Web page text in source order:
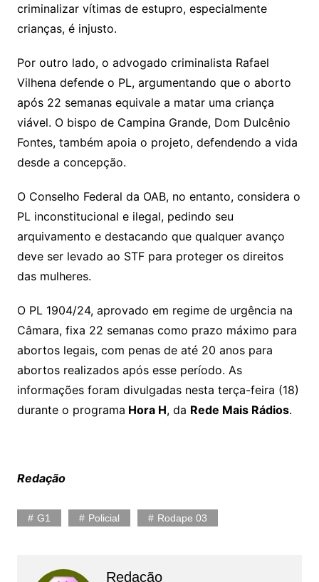
criminalizar vítimas de estupro, especialmente
crianças, é injusto.
Por outro lado, o advogado criminalista Rafael
Vilhena defende o PL, argumentando que o aborto
após 22 semanas equivale a matar uma criança
viável. O bispo de Campina Grande, Dom Dulcênio
Fontes, também apoia o projeto, defendendo a vida
desde a concepção.
O Conselho Federal da OAB, no entanto, considera o
PL inconstitucional e ilegal, pedindo seu
arquivamento e destacando que qualquer avanço
deve ser levado ao STF para proteger os direitos
das mulheres.
O PL 1904/24, aprovado em regime de urgência na
Câmara, fixa 22 semanas como prazo máximo para
abortos legais, com penas de até 20 anos para
abortos realizados após esse período. As
informações foram divulgadas nesta terça-feira (18)
durante o programa Hora H, da Rede Mais Rádios.
Redação
G1 Policial Rodape 03
Redação